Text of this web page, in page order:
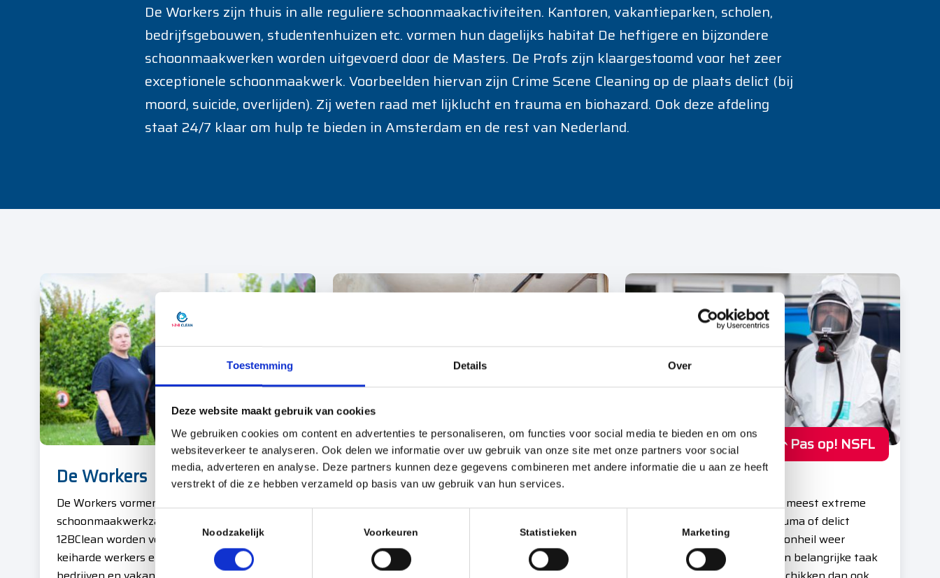
Toestemming Details Over
Deze website maakt gebruik van cookies
We gebruiken cookies om content en advertenties te personaliseren, om functies voor social media te bieden en om ons
websiteverkeer te analyseren. Ook delen we informatie over uw gebruik van onze site met onze partners voor social
media, adverteren en analyse. Deze partners kunnen deze gegevens combineren met andere informatie die u aan ze heeft
verstrekt of die ze hebben verzameld op basis van uw gebruik van hun services.
Noodzakelijk Voorkeuren Statistieken Marketing
De Workers zijn thuis in alle reguliere schoonmaakactiviteiten. Kantoren, vakantieparken, scholen,
bedrijfsgebouwen, studentenhuizen etc. vormen hun dagelijks habitat De heftigere en bijzondere
schoonmaakwerken worden uitgevoerd door de Masters. De Profs zijn klaargestoomd voor het zeer
exceptionele schoonmaakwerk. Voorbeelden hiervan zijn Crime Scene Cleaning op de plaats delict (bij
moord, suicide, overlijden). Zij weten raad met lijklucht en trauma en biohazard. Ook deze afdeling
staat 24/7 klaar om hulp te bieden in Amsterdam en de rest van Nederland.
De Workers
De Workers vormen de basis van alle
schoonmaakwerkzaamheden die door
12BClean worden verricht. ‘Workers’ zijn
keiharde werkers en 24/7 actief op kantoren,
De Masters
Onze Masters zijn opgeleid en getraind voor
Master’ is geen opdracht te vies, te ranzig of
te moeilijk. de Masters worden in heel
Pas op! NSFL
De Profs
Onze Profs kunnen met de meest extreme
situaties op gebied van trauma of delict
omgaan. De plaats van het onheil weer
toegankelijk te maken is een belangrijke taak